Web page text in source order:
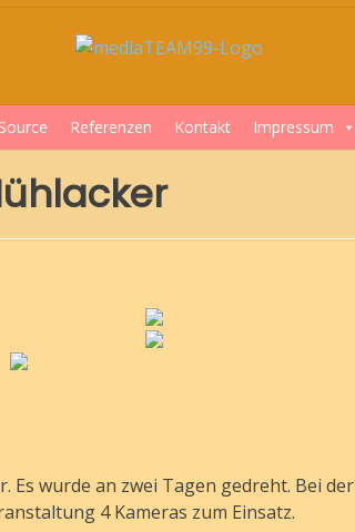
Referenzen Kontakt Impressum
wurde an zwei Tagen gedreht. Bei der
4 Kameras zum Einsatz.